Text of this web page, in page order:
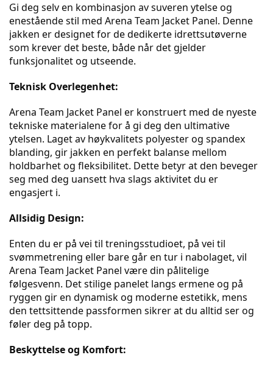
Gi deg selv en kombinasjon av suveren ytelse og
enestående stil med Arena Team Jacket Panel. Denne
jakken er designet for de dedikerte idrettsutøverne
som krever det beste, både når det gjelder
funksjonalitet og utseende.
Teknisk Overlegenhet:
Arena Team Jacket Panel er konstruert med de nyeste
tekniske materialene for å gi deg den ultimative
ytelsen. Laget av høykvalitets polyester og spandex
blanding, gir jakken en perfekt balanse mellom
holdbarhet og fleksibilitet. Dette betyr at den beveger
seg med deg uansett hva slags aktivitet du er
engasjert i.
Allsidig Design:
Enten du er på vei til treningsstudioet, på vei til
svømmetrening eller bare går en tur i nabolaget, vil
Arena Team Jacket Panel være din pålitelige
følgesvenn. Det stilige panelet langs ermene og på
ryggen gir en dynamisk og moderne estetikk, mens
den tettsittende passformen sikrer at du alltid ser og
føler deg på topp.
Beskyttelse og Komfort: